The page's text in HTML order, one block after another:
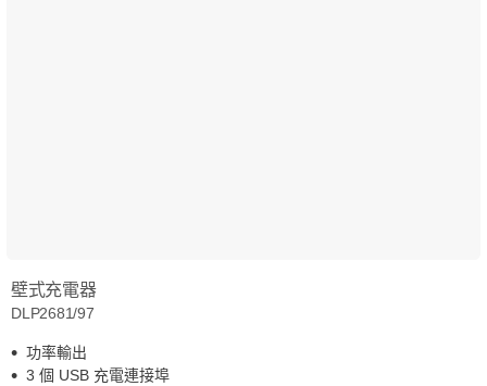
壁式充電器
DLP2681/97
功率輸出
3 個 USB 充電連接埠